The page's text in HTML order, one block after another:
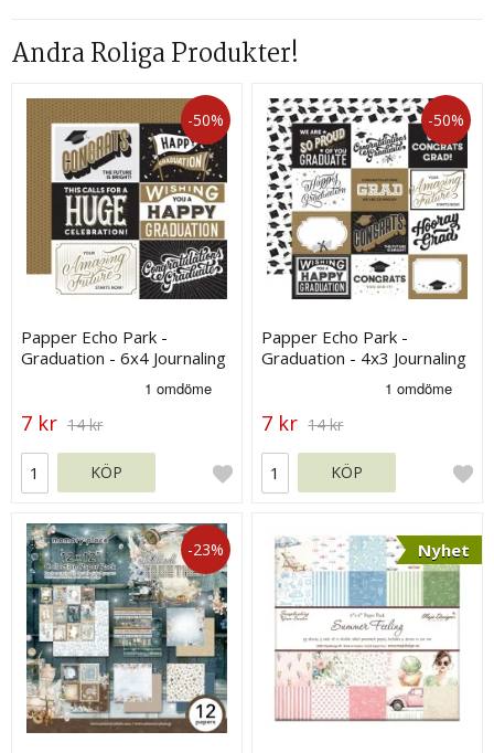
Andra Roliga Produkter!
-50%
Papper Echo Park -
Graduation - 6x4 Journaling
7 kr 14 kr
KÖP
-50%
Papper Echo Park -
Graduation - 4x3 Journaling
7 kr 14 kr
KÖP
-23% Nyhet